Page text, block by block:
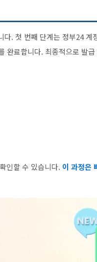
다. 첫 번째 단계는 정부24
완료합니다. 최종적으로 발
인할 수 있습니다. 이 과정은